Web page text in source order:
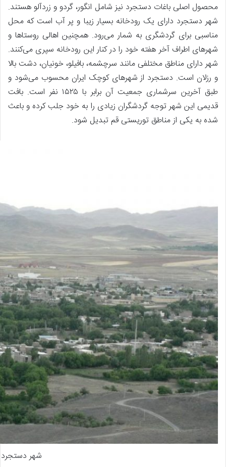
محصول اصلی باغات دستجرد نیز شامل انگور، گردو و زردآلو هستند.
شهر دستجرد دارای یک رودخانه بسیار زیبا و پر آب است که محل
مناسبی برای گردشگری به شمار می‌رود. همچنین اهالی روستاها و
شهرهای اطراف آخر هفته خود را در کنار این رودخانه سپری می‌کنند.
شهر دارای مناطق مختلفی مانند سرچشمه، بافیلو، خونیان، دشت بالا
و رزلان است. دستجرد از شهرهای کوچک ایران محسوب می‌شود و
طبق آخرین سرشماری جمعیت آن برابر با ۱۵۲۵ نفر است. بافت
قدیمی این شهر توجه گردشگران زیادی را به خود جلب کرده و باعث
شده به یکی از مناطق توریستی قم تبدیل شود.
شهر